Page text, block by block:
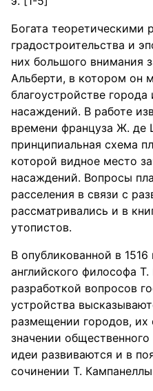
Богата теоретическими
градостроительства и
них большого внимания
Альберти, в котором он
благоустройстве
насаждений. В работе
времени француза Ж. де
принципиальная схема
которой видное место
насаждений. Вопросы
расселения в связи с
рассматривались и в
утопистов.
В опубликованной в 1516
английского философа
разработкой вопросов
устройства
размещении городов, их
значении
идеи развиваются и в
сочинении Т.